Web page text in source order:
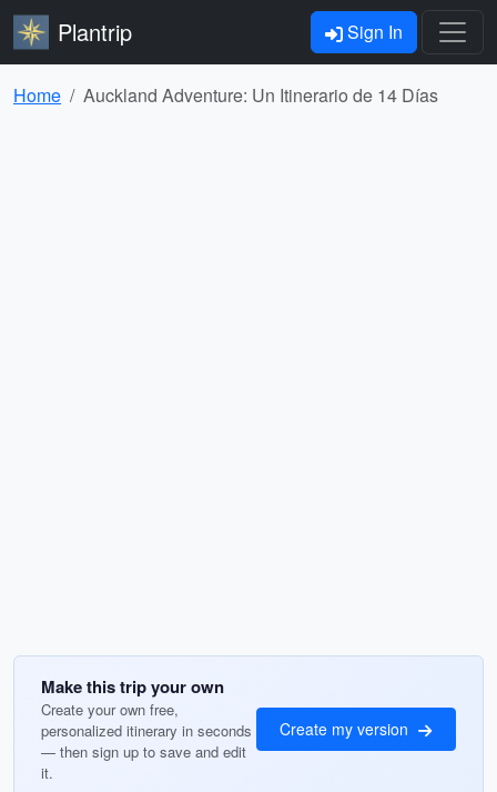
Plantrip Sign In
Home Auckland Adventure: Un Itinerario de 14 Días
Make this trip your own
Create your own free,
personalized itinerary in seconds
— then sign up to save and edit
it.
Create my version